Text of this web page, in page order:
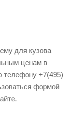
для кузова
ценам в
телефону +7(495)
формой